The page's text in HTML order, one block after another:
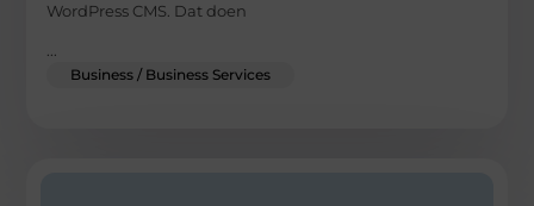
WordPress CMS. Dat doen
...
Business / Business Services